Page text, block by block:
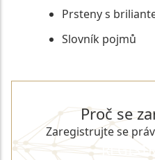
Prsteny s
Slovník pojmů
Proč se
Zaregistrujte se